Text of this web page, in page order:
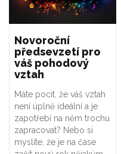
Novoroční
předsevzetí pro
váš pohodový
vztah
Máte pocit, že váš vztah
není úplně ideální a je
zapotřebí na něm trochu
zapracovat? Nebo si
myslíte, že je na čase